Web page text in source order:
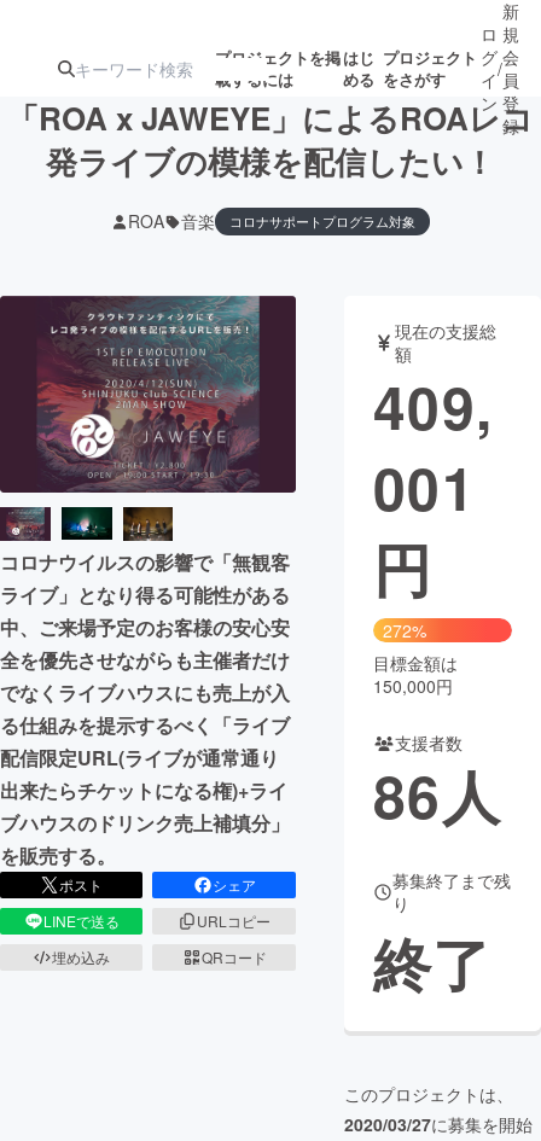
プロジェクトを掲
載するには
はじ
める
プロジェクト
をさがす
ターン
注目の新着プロ
ジェクト
募集終了が近いプ
ロジェクト
アート・写真 音楽
テクノロジー・ガジェット ゲーム・サ
映像・映画
ビジネス・起業
まちづくり・地域活性化
CAMPFIRE for Social Good
CAMPFIRE Creation
CAMPFIREふるさと納税machi-ya コミュニティ
ロ
グ
イ
ン
/
新
規
会
員
登
録
「ROA x JAWEYE」によるROAレコ
発ライブの模様を配信したい！
ROA 音楽 コロナサポートプログラム対象
コロナウイルスの影響で「無観客
ライブ」となり得る可能性がある
中、ご来場予定のお客様の安心安
全を優先させながらも主催者だけ
でなくライブハウスにも売上が入
る仕組みを提示するべく「ライブ
配信限定URL(ライブが通常通り
出来たらチケットになる権)+ライ
ブハウスのドリンク売上補填分」
を販売する。
ポスト
シェア
LINEで送る
URLコピー
埋め込み
QRコード
現在の支援総
額
409,
001
円
272%
目標金額は
150,000円
支援者数
86人
募集終了まで残
り
終了
このプロジェクトは、
2020/03/27に募集を開始